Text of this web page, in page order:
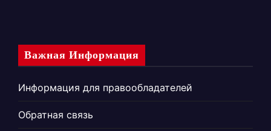
Важная Информация
Информация для правообладателей
Обратная связь